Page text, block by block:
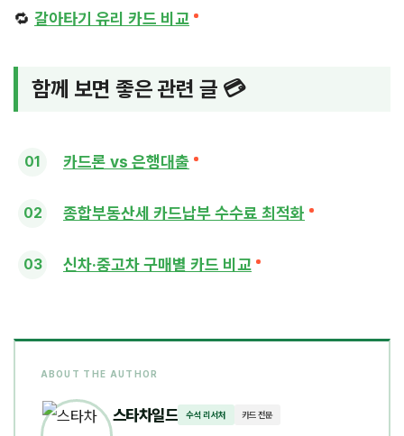
🔁 갈아타기 유리 카드 비교
함께 보면 좋은 관련 글 💳
카드론 vs 은행대출
종합부동산세 카드납부 수수료 최적화
신차·중고차 구매별 카드 비교
ABOUT THE AUTHOR
스타차일드 수석 리서처 카드 전문